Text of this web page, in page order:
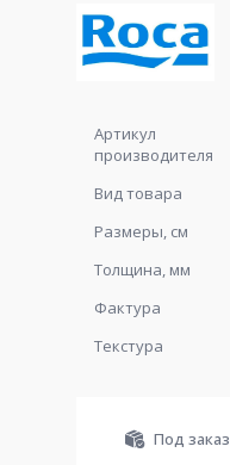
Артикул
производителя
Вид товара
Размеры, см
Толщина, мм
Фактура
Текстура
Под заказ